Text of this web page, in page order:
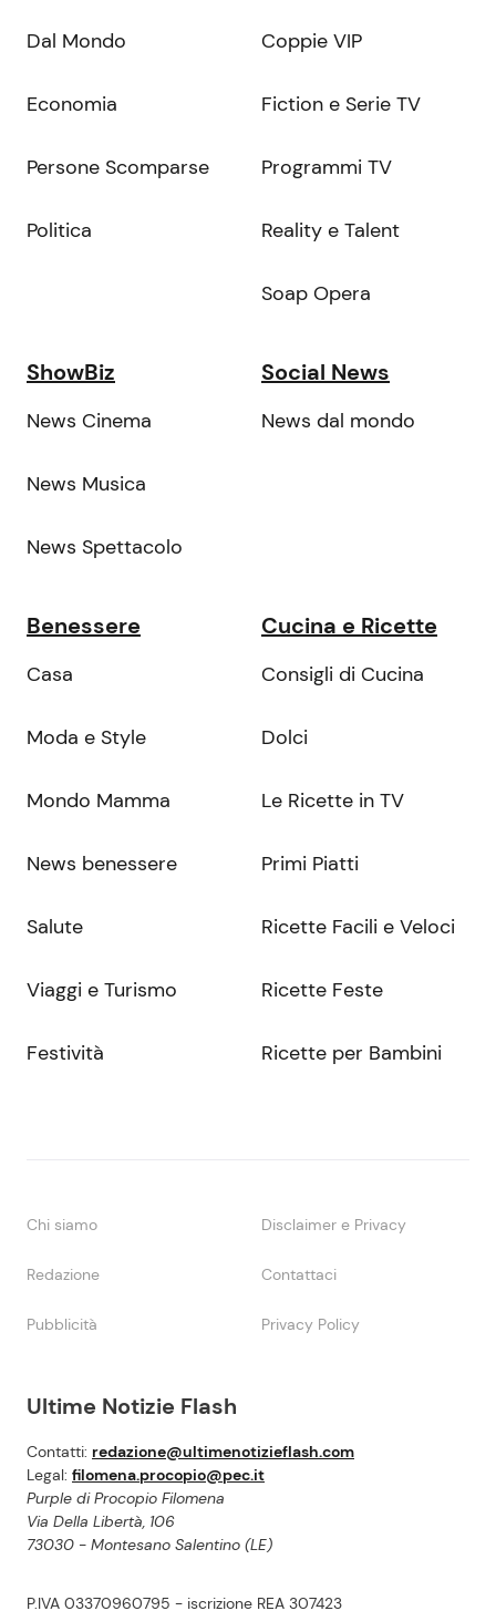
Ultime Notizie Flash
Contatti: redazione@ultimenotizieflash.com
Legal: filomena.procopio@pec.it
Purple di Procopio Filomena
Via Della Libertà, 106
73030 - Montesano Salentino (LE)
P.IVA 03370960795 - iscrizione REA 307423
Dal Mondo
Economia
Persone Scomparse
Politica
Coppie VIP
Fiction e Serie TV
Programmi TV
Reality e Talent
Soap Opera
ShowBiz
News Cinema
News Musica
News Spettacolo
Social News
News dal mondo
Benessere
Casa
Moda e Style
Mondo Mamma
News benessere
Salute
Viaggi e Turismo
Festività
Cucina e Ricette
Consigli di Cucina
Dolci
Le Ricette in TV
Primi Piatti
Ricette Facili e Veloci
Ricette Feste
Ricette per Bambini
Chi siamo Disclaimer e Privacy
Redazione Contattaci
Pubblicità Privacy Policy